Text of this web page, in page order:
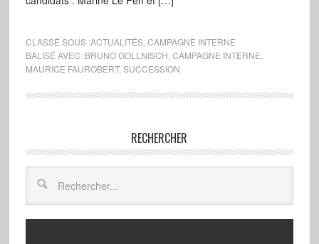
CLASSÉ SOUS :ACTUALITÉS, CAMPAGNE INTERNE
BALISÉ AVEC :BRUNO GOLLNISCH CAMPAGNE INTERNE
MAURICE FAUROBERT, SUCCESSION
RECHERCHER